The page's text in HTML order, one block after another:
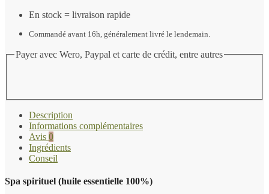
Spiritual
(ook
En stock = livraison rapide
Commandé avant 16h, généralement livré le lendemain.
Payer avec Wero, Paypal et carte de crédit, entre autres
Description
Informations complémentaires
Avis 0
Ingrédients
Conseil
Spa spirituel (huile essentielle 100%)